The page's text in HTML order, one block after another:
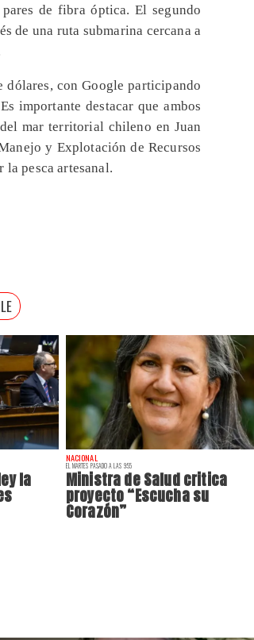
la
NACIONAL
EL MARTES PASADO A LAS 9:55
Ministra de Salud critica
proyecto “Escucha su
Corazón”
de fibra óptica. El segundo
de una ruta submarina cercana a
con Google participando
importante destacar que ambos
mar territorial chileno en Juan
y Explotación de Recursos
pesca artesanal.